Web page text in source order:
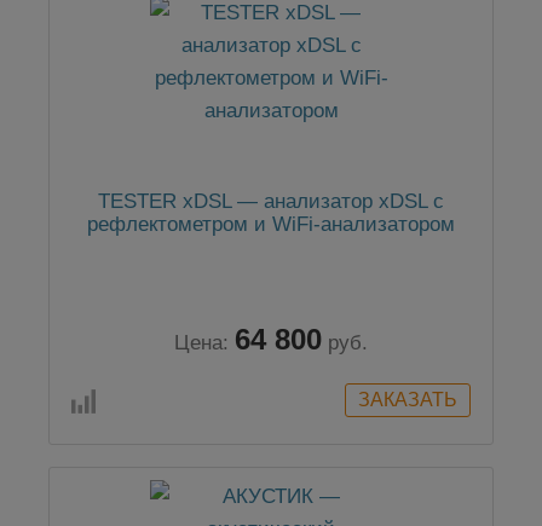
TESTER xDSL — анализатор xDSL с
рефлектометром и WiFi-анализатором
Цена: 64 800 руб.